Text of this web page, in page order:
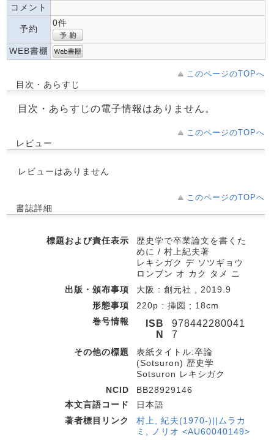
コメント
予約
0件
WEB書棚
このページのTOPへ
目次・あらすじ
目次・あらすじの電子情報はありません。
このページのTOPへ
レビュー
レビューはありません
このページのTOPへ
書誌詳細
標題および責任表示
歴史学で卒業論文を書くた
めに / 村上紀夫著
レキシガク デ ソツギョウ
ロンブン オ カク タメ ニ
出版・頒布事項
大阪 : 創元社 , 2019.9
形態事項
220p : 挿図 ; 18cm
巻号情報
ISB
N
978442280041
7
その他の標題
表紙タイトル:卒論
(Sotsuron) 歴史学
Sotsuron レキシガク
NCID
BB28929146
本文言語コード
日本語
著者標目リンク
村上, 紀夫(1970-)||ムラカ
ミ, ノリオ <AU60040149>